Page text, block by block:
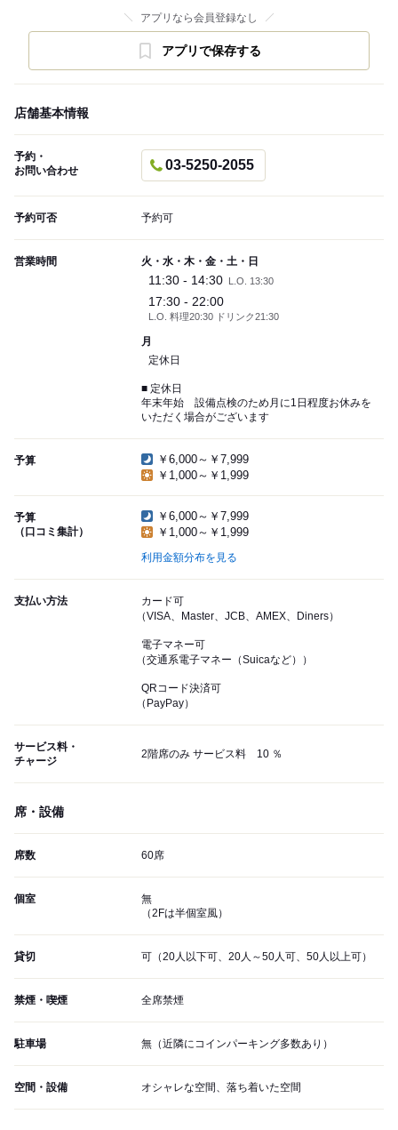
アプリなら会員登録なし
アプリで保存する
店舗基本情報
予約・
お問い合わせ
03-5250-2055
予約可否 予約可
営業時間 火・水・木・金・土・日
11:30 - 14:30 L.O. 13:30
17:30 - 22:00
L.O. 料理20:30 ドリンク21:30
月
定休日
■ 定休日
年末年始 設備点検のため月に1日程度お休みを
いただく場合がございます
予算
￥6,000～￥7,999
￥1,000～￥1,999
予算
（口コミ集計）
￥6,000～￥7,999
￥1,000～￥1,999
利用金額分布を見る
支払い方法
カード可
（VISA、Master、JCB、AMEX、Diners）
電子マネー可
（交通系電子マネー（Suicaなど））
QRコード決済可
（PayPay）
サービス料・
チャージ
2階席のみ サービス料 10 ％
席・設備
席数 60席
個室
無
（2Fは半個室風）
貸切 可（20人以下可、20人～50人可、50人以上可）
禁煙・喫煙 全席禁煙
駐車場 無（近隣にコインパーキング多数あり）
空間・設備 オシャレな空間、落ち着いた空間